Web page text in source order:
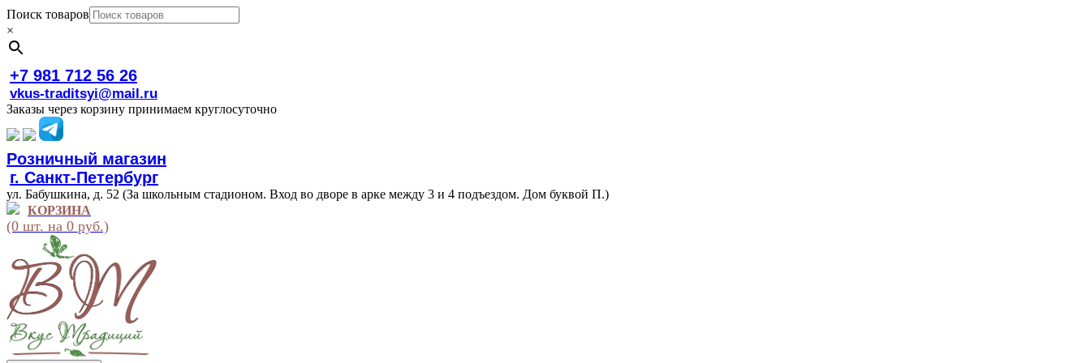
Поиск товаров
×
+7 981 712 56 26
vkus-traditsyi@mail.ru
Заказы через корзину принимаем круглосуточно
Розничный магазин
г. Санкт-Петербург
ул. Бабушкина, д. 52 (За школьным стадионом. Вход во дворе в арке между 3 и 4 подъездом. Дом буквой П.)
КОРЗИНА
(0 шт. на 0 руб.)